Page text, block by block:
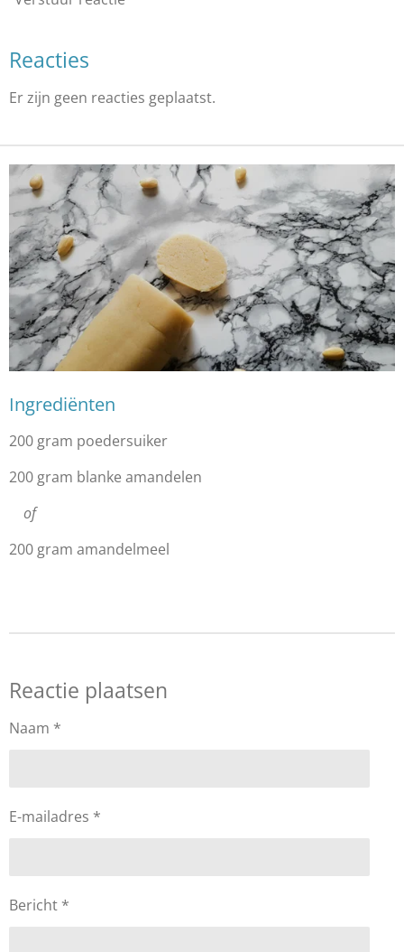
Reacties
Er zijn geen reacties geplaatst.
Ingrediënten
200 gram poedersuiker
200 gram blanke amandelen
of
200 gram amandelmeel
Reactie plaatsen
Naam *
E-mailadres *
Bericht *